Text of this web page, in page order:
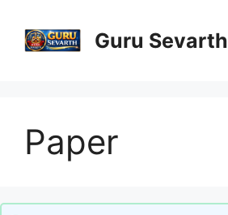
content
Guru Sevarth
Paper